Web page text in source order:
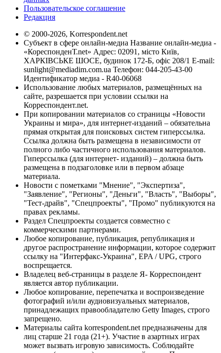
Пользовательское соглашение
Редакция
© 2000-2026, Korrespondent.net
Субъект в сфере онлайн-медиа Название онлайн-медиа -
«КореспонденТ.net» Адрес: 02091, місто Київ,
ХАРКІВСЬКЕ ШОСЕ, будинок 172-Б, офіс 208/1 E-mail:
sunlight@mediadim.com.ua Телефон: 044-205-43-00
Идентификатор медиа - R40-06068
Использование любых материалов, размещённых на
сайте, разрешается при условии ссылки на
Корреспондент.net.
При копировании материалов со страницы «Новости
Украины и мира», для интернет-изданий – обязательна
прямая открытая для поисковых систем гиперссылка.
Ссылка должна быть размещена в независимости от
полного либо частичного использования материалов.
Гиперссылка (для интернет- изданий) – должна быть
размещена в подзаголовке или в первом абзаце
материала.
Новости с пометками "Мнение", "Экспертиза",
"Заявление", "Регионы", "Деньги", "Власть", "Выборы",
"Тест-драйв", "Спецпроекты", "Промо" публикуются на
правах рекламы.
Раздел Спецпроекты создается совместно с
коммерческими партнерами.
Любое копирование, публикация, републикация и
другое распространение информации, которое содержит
ссылку на "Интерфакс-Украина", EPA / UPG, строго
воспрещается.
Владелец веб-страницы в разделе Я- Корреспондент
является автор публикации.
Любое копирование, перепечатка и воспроизведение
фотографий и/или аудиовизуальных материалов,
принадлежащих правообладателю Getty Images, строго
запрещено.
Материалы сайта korrespondent.net предназначены для
лиц старше 21 года (21+). Участие в азартных играх
может вызвать игровую зависимость. Соблюдайте